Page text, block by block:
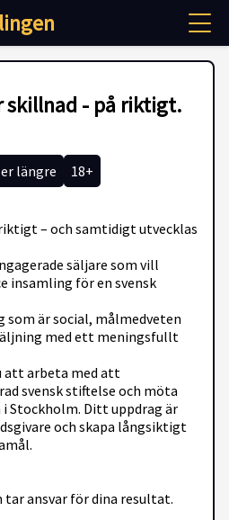
skillnad - på riktigt.
längre
18+
– och samtidigt utvecklas
säljare som vill
insamling för en svensk
som är social, målmedveten
med ett meningsfullt
att arbeta med att
svensk stiftelse och möta
Stockholm. Ditt uppdrag är
och skapa långsiktigt
ansvar för dina resultat.